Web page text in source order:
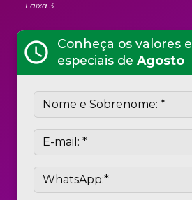
Faixa 3
schedule
Conheça os valores
especiais de Agosto